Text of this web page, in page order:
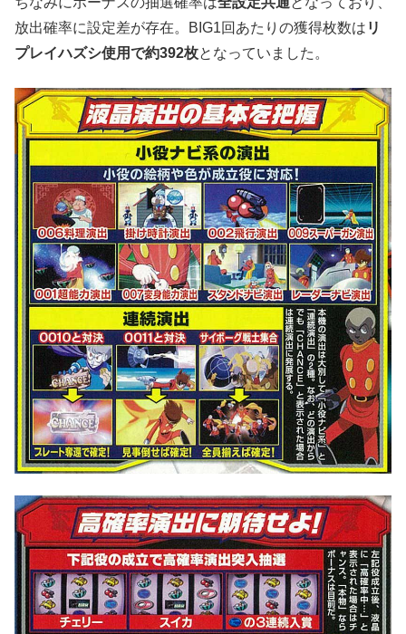
放出確率に設定差が存在。BIG1回あたりの獲得枚数は リ
プレイハズシ使用で約392枚となっていました。